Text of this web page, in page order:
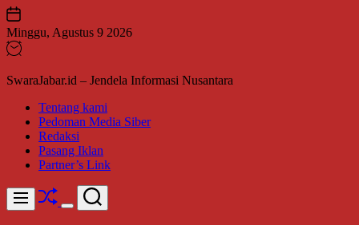
Skip
to
content
Minggu, Agustus 9 2026
SwaraJabar.id – Jendela Informasi Nusantara
Tentang kami
Pedoman Media Siber
Redaksi
Pasang Iklan
Partner’s Link
Menu Shuffle
Switch
Search